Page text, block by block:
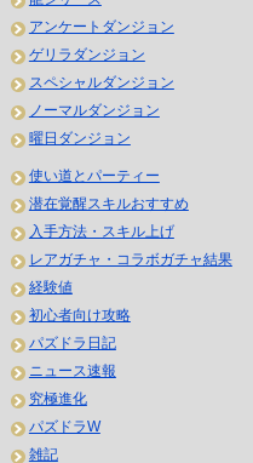
アンケートダンジョン
ゲリラダンジョン
スペシャルダンジョン
ノーマルダンジョン
曜日ダンジョン
使い道とパーティー
潜在覚醒スキルおすすめ
入手方法・スキル上げ
レアガチャ・コラボガチャ結果
経験値
初心者向け攻略
パズドラ日記
ニュース速報
究極進化
パズドラW
雑記